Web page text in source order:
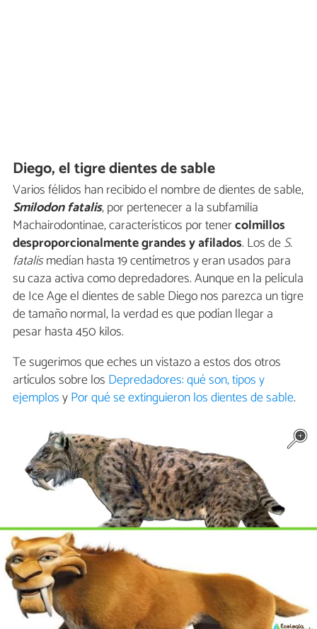
Diego, el tigre dientes de sable
Varios félidos han recibido el nombre de dientes de sable,
Smilodon fatalis, por pertenecer a la subfamilia
Machairodontinae, característicos por tenercolmillos
desproporcionalmente grandes y afilados. Los deS.
fatalismedían hasta 19 centímetros y eran usados para
su caza activa como depredadores. Aunque en la película
de Ice Age el dientes de sable Diego nos parezca un tigre
de tamaño normal, la verdad es que podían llegar a
pesar hasta 450 kilos.
Te sugerimos que eches un vistazo a estos dos otros
artículos sobre los Depredadores: qué son, tipos y
ejemplosyPor qué se extinguieron los dientes de sable.